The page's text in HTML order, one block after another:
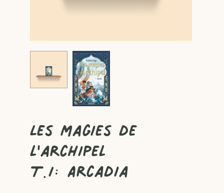
Les magies de
l'archipel
T.1: Arcadia